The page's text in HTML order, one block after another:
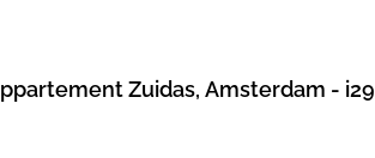
Zuidas, Amsterdam - i29